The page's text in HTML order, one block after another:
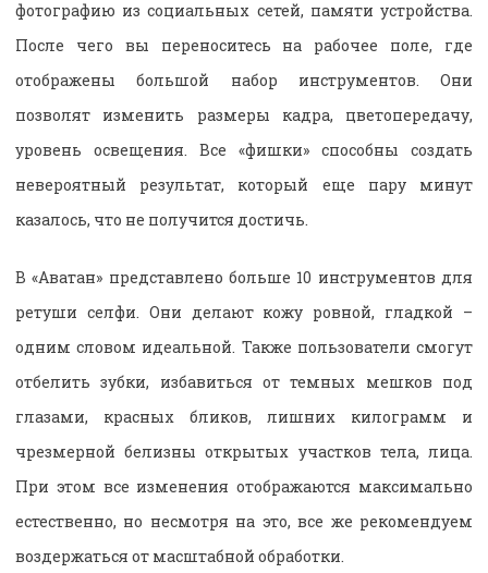
фотографию из социальных сетей, памяти устройства.
После чего вы переноситесь на рабочее поле, где
отображены большой набор инструментов. Они
позволят изменить размеры кадра, цветопередачу,
уровень освещения. Все «фишки» способны создать
невероятный результат, который еще пару минут
казалось, что не получится достичь.
В «Аватан» представлено больше 10 инструментов для
ретуши селфи. Они делают кожу ровной, гладкой –
одним словом идеальной. Также пользователи смогут
отбелить зубки, избавиться от темных мешков под
глазами, красных бликов, лишних килограмм и
чрезмерной белизны открытых участков тела, лица.
При этом все изменения отображаются максимально
естественно, но несмотря на это, все же рекомендуем
воздержаться от масштабной обработки.